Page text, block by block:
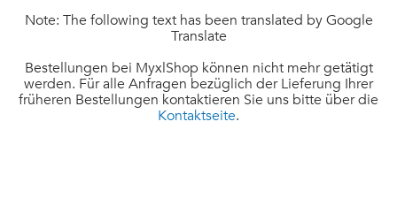
Note: The following text has been translated by Google
Translate
Bestellungen bei MyxlShop können nicht mehr getätigt
werden. Für alle Anfragen bezüglich der Lieferung Ihrer
früheren Bestellungen kontaktieren Sie uns bitte über die
Kontaktseite.